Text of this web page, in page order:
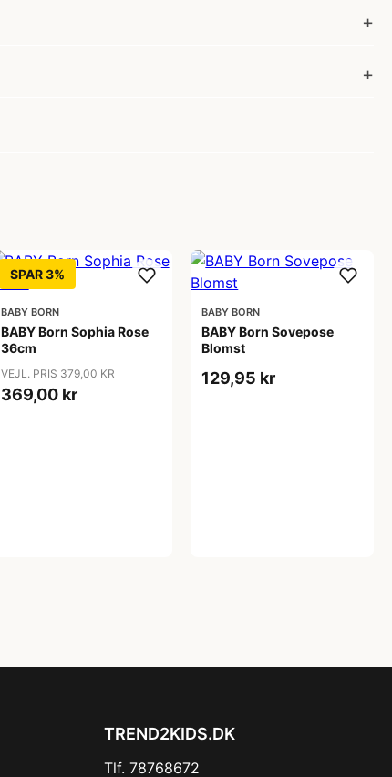
SPAR 3%
BABY BORN
BABY Born Sophia Rose
36cm
VEJL. PRIS 379,00 KR
369,00 kr
BABY BORN
BABY Born Sovepose
Blomst
129,95 kr
TREND2KIDS.DK
Tlf. 78768672